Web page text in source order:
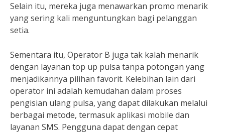
Selain itu, mereka juga menawarkan promo menarik
yang sering kali menguntungkan bagi pelanggan
setia.
Sementara itu, Operator B juga tak kalah menarik
dengan layanan top up pulsa tanpa potongan yang
menjadikannya pilihan favorit. Kelebihan lain dari
operator ini adalah kemudahan dalam proses
pengisian ulang pulsa, yang dapat dilakukan melalui
berbagai metode, termasuk aplikasi mobile dan
layanan SMS. Pengguna dapat dengan cepat